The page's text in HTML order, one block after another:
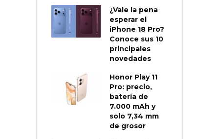
¿Vale la pena
esperar el
iPhone 18 Pro?
Conoce sus 10
principales
novedades
Honor Play 11
Pro: precio,
batería de
7.000 mAh y
solo 7,34 mm
de grosor